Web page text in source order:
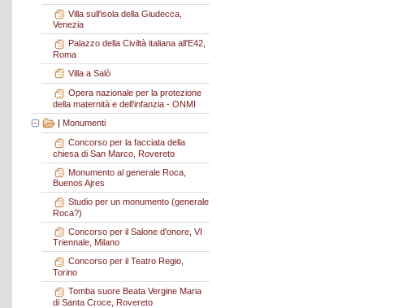
Villa sull'isola della Giudecca,
Venezia
Palazzo della Civiltà italiana all'E42,
Roma
Villa a Salò
Opera nazionale per la protezione
della maternità e dell'infanzia - ONMI
| Monumenti
Concorso per la facciata della
chiesa di San Marco, Rovereto
Monumento al generale Roca,
Buenos Ajres
Studio per un monumento (generale
Roca?)
Concorso per il Salone d'onore, VI
Triennale, Milano
Concorso per il Teatro Regio,
Torino
Tomba suore Beata Vergine Maria
di Santa Croce, Rovereto